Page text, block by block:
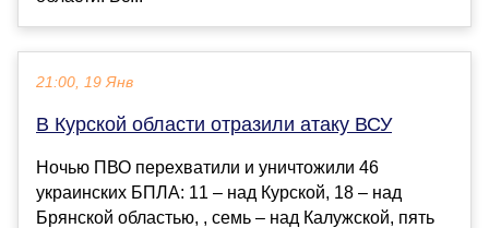
21:00, 19 Янв
В Курской области отразили атаку ВСУ
Ночью ПВО перехватили и уничтожили 46
украинских БПЛА: 11 – над Курской, 18 – над
Брянской областью, , семь – над Калужской, пять